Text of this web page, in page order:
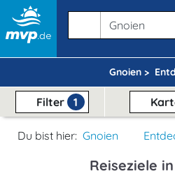
Gnoien >
Filter 1
Du bist hier: Gnoien
Reiseziele